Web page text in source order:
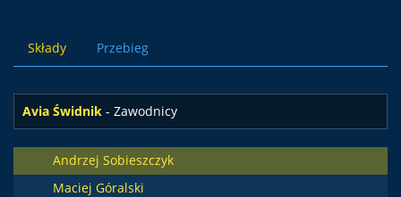
Składy Przebieg
Avia Świdnik - Zawodnicy
Andrzej Sobieszczyk
Maciej Góralski